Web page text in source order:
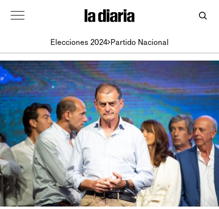
Elecciones 2024 Partido Nacional